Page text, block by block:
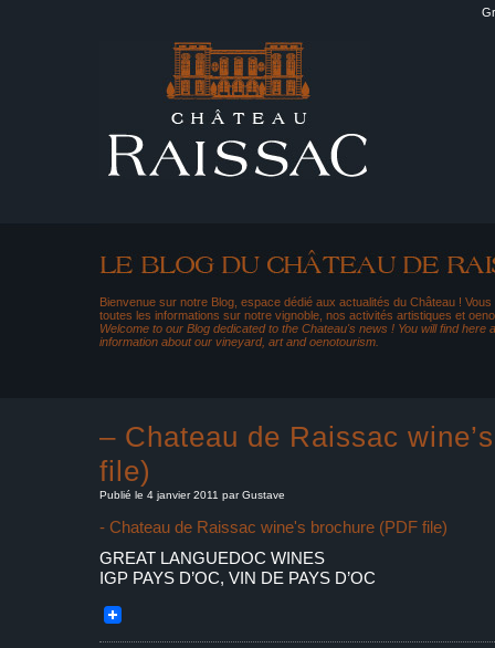
Bienvenue sur notre Blog, espace dédié aux actualités du Château !
toutes les informations sur notre vignoble, nos activités artistiques et
Welcome to our Blog dedicated to the Chateau's news ! You will find here
information about our vineyard, art and oenotourism.
– Chateau de Raissac
file)
Publié le 4 janvier 2011 par Gustave
- Chateau de Raissac wine's brochure (PDF file)
GREAT LANGUEDOC WINES
IGP PAYS D’OC, VIN DE PAYS D’OC